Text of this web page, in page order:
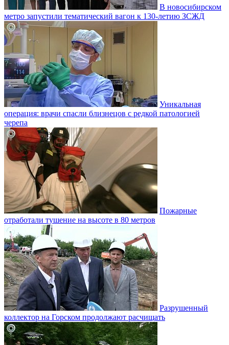
В новосибирском
метро запустили тематический вагон к 130-летию ЗСЖД
Уникальная
операция: врачи спасли близнецов с редкой патологией
черепа
Пожарные
отработали тушение на высоте в 80 метров
Разрушенный
коллектор на Горском продолжают расчищать